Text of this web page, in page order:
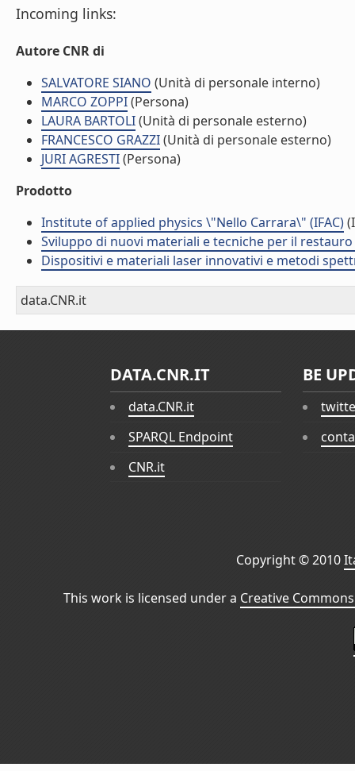
Incoming links:
Autore CNR di
SALVATORE SIANO (Unità di personale interno)
MARCO ZOPPI(Persona)
LAURA BARTOLI(Unità di personale esterno)
FRANCESCO GRAZZI(Unità di personale esterno)
JURI AGRESTI(Persona)
Prodotto
Institute of applied physics \"Nello Carrara\" (IFAC)
Sviluppo di nuovi materiali e tecniche per il restauro
Dispositivi e materiali laser innovativi e metodi
data.CNR.it
DATA.CNR.IT
data.CNR.it
SPARQL Endpoint
CNR.it
BE
Copyright © 2010
This work is licensed under a Creative